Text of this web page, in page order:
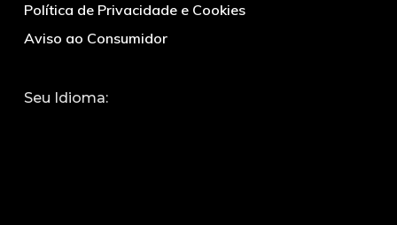
Política de Privacidade e Cookies
Aviso ao Consumidor
Seu Idioma: